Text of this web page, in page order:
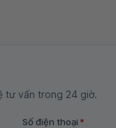
tư vấn trong 24 giờ.
Số điện thoại *